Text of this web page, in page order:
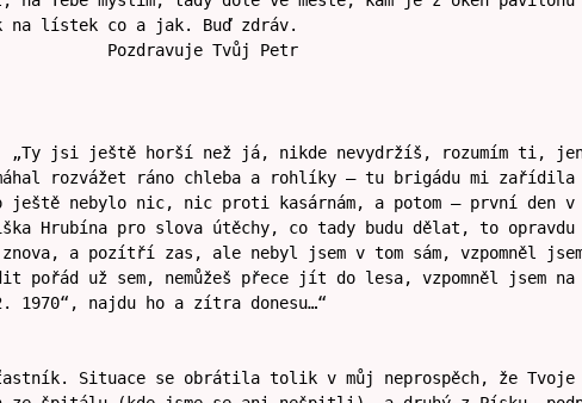
na lístek co a jak. Buď zdráv.
Tvůj Petr
jsi ještě horší než já, nikde nevydržíš, rozumím ti,
rozvážet ráno chleba a rohlíky – tu brigádu mi
nebylo nic, nic proti kasárnám, a potom – první den
Hrubína pro slova útěchy, co tady budu dělat, to opravdu
a pozítří zas, ale nebyl jsem v tom sám, vzpomněl
pořád už sem, nemůžeš přece jít do lesa, vzpomněl jsem
1970“, najdu ho a zítra donesu…“
Situace se obrátila tolik v můj neprospěch, že